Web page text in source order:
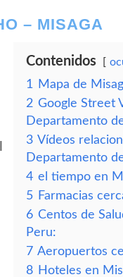
– MISAGA
Contenidos
1
Mapa de
2 Google Street
Departamento
3 Vídeos
Departamento
4 el tiempo en
5 Farmacias
6 Centos de
Peru:
7 Aeropuertos
8 Hoteles en